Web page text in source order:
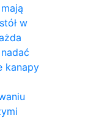
w
kanapy